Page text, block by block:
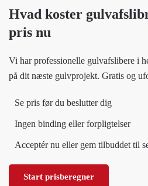
Hvad koster
pris nu
Vi har professionelle gulvafslibere i
på dit næste gulvprojekt. Gratis og
Se pris før du beslutter dig
Ingen binding eller forpligtelser
Acceptér nu eller gem tilbuddet til
Start prisberegner